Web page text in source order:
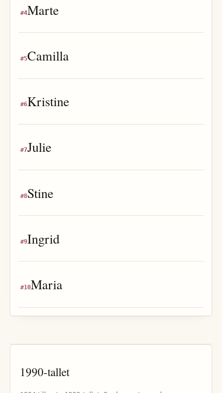
#4Marte
#5Camilla
#6Kristine
#7Julie
#8Stine
#9Ingrid
#10Maria
1990-tallet